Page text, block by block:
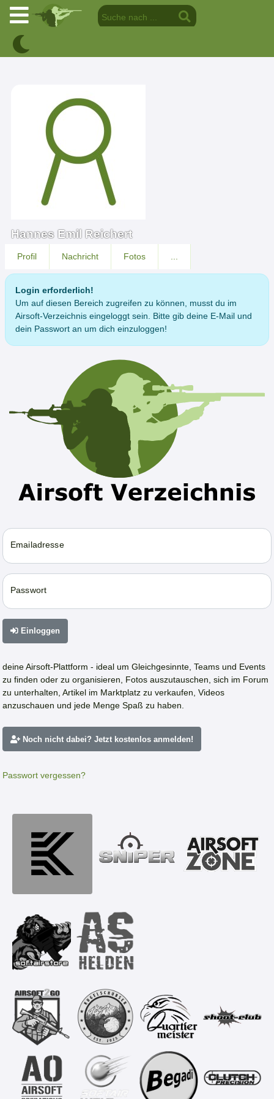
Hannes Emil Reichert
Profil Nachricht Fotos
Login erforderlich!
Um auf diesen Bereich zugreifen zu können, musst du im
Airsoft-Verzeichnis eingeloggt sein. Bitte gib deine E-Mail und
dein Passwort an um dich einzuloggen!
Emailadresse
Passwort
Einloggen
deine Airsoft-Plattform - ideal um Gleichgesinnte, Teams und Events
zu finden oder zu organisieren, Fotos auszutauschen, sich im Forum
zu unterhalten, Artikel im Marktplatz zu verkaufen, Videos
anzuschauen und jede Menge Spaß zu haben.
Noch nicht dabei? Jetzt kostenlos anmelden!
Passwort vergessen?